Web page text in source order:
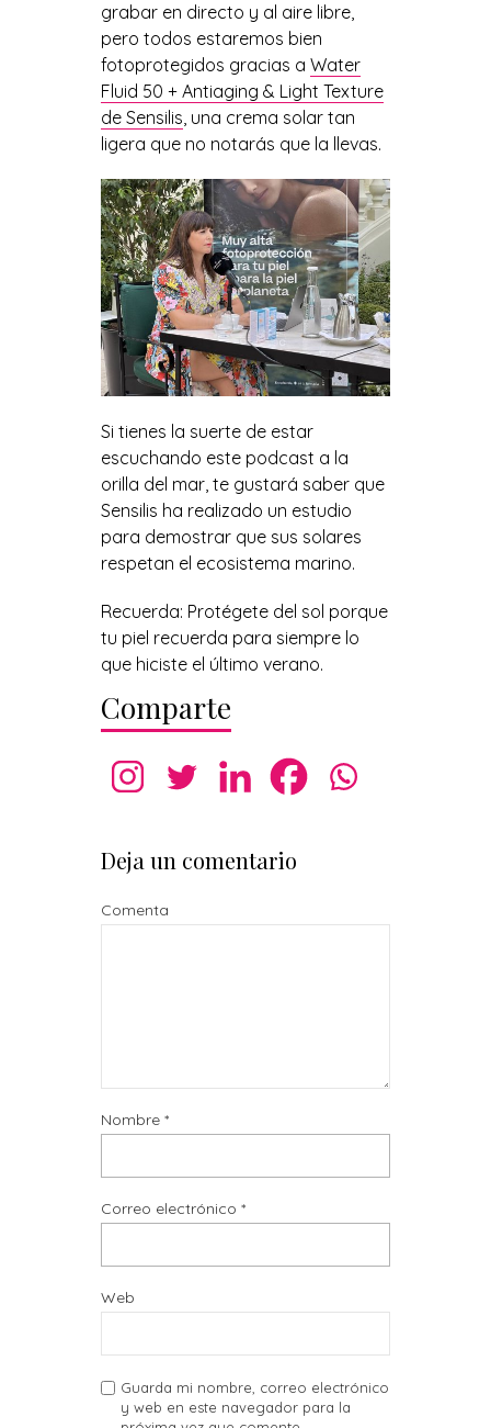
grabar en directo y al aire libre,
pero todos estaremos bien
fotoprotegidos gracias a Water
Fluid 50 + Antiaging & Light Texture
de Sensilis, una crema solar tan
ligera que no notarás que la llevas.
Si tienes la suerte de estar
escuchando este podcast a la
orilla del mar, te gustará saber que
Sensilis ha realizado un estudio
para demostrar que sus solares
respetan el ecosistema marino.
Recuerda: Protégete del sol porque
tu piel recuerda para siempre lo
que hiciste el último verano.
Comparte
Deja un comentario
Comenta
Nombre *
Correo electrónico *
Web
Guarda mi nombre, correo electrónico
y web en este navegador para la